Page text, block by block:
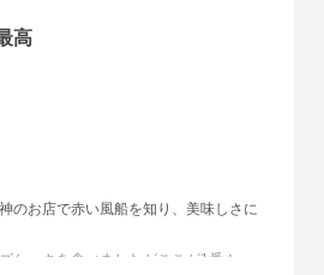
高
のお店で赤い風船を知り、美味しさに
ケーキを食べましたがここが1番！